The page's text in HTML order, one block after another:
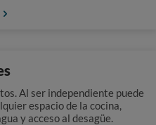
Al ser independiente puede
espacio de la cocina,
y acceso al desagüe.